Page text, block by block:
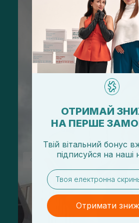
ОТРИМАЙ
НА ПЕРШЕ
Твій вітальний бонус
підписуйся на наші
email
Отримати